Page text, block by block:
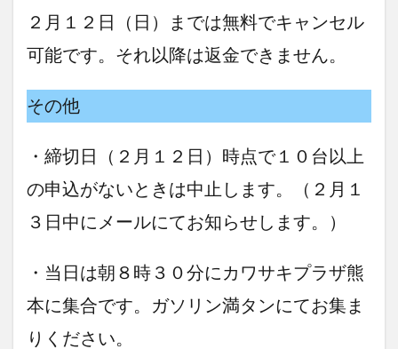
２月１２日（日）までは無料でキャンセル
可能です。それ以降は返金できません。
その他
・締切日（２月１２日）時点で１０台以上
の申込がないときは中止します。（２月１
３日中にメールにてお知らせします。）
・当日は朝８時３０分にカワサキプラザ熊
本に集合です。ガソリン満タンにてお集ま
りください。